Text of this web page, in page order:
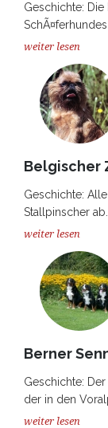
Geschichte:
SchÃ¤ferhundes
weiter lesen
Belgischer
Geschichte:
Stallpinscher
weiter lesen
Berner
Geschichte:
der in den
weiter lesen